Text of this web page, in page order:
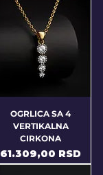
OGRLICA SA 4
VERTIKALNA
CIRKONA
Price
61.309,00 RSD